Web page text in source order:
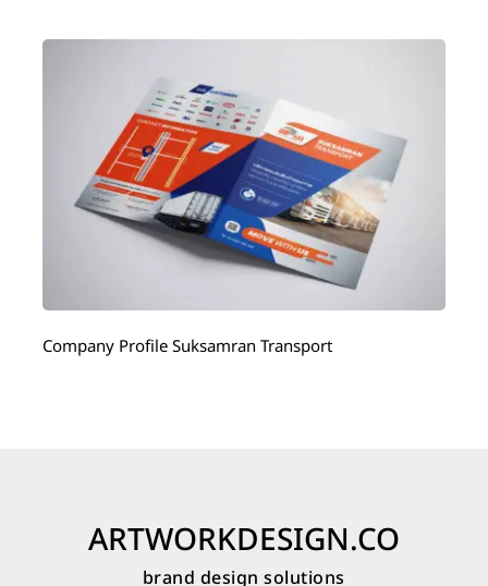
Company Profile Suksamran Transport
ARTWORKDESIGN.CO
brand design solutions